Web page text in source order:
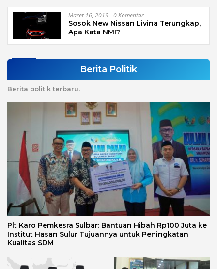
Maret 16, 2019 0 Komentar
Sosok New Nissan Livina Terungkap,
Apa Kata NMI?
Berita Politik
Berita politik terbaru.
Plt Karo Pemkesra Sulbar: Bantuan Hibah Rp100 Juta ke
Institut Hasan Sulur Tujuannya untuk Peningkatan
Kualitas SDM